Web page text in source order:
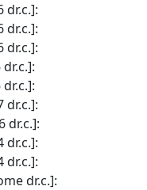
dr.c.]:
dr.c.]:
dr.c.]:
dr.c.]:
dr.c.]:
dr.c.]:
dr.c.]:
dr.c.]:
dr.c.]:
dr.c.]: